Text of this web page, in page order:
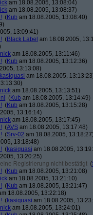
am 18.08.2005, 13:08:04)
am 18.08.2005, 13:08:37)
(Kub am 18.08.2005, 13:08:40)
13:09:41)
(Black Label am 18.08.2005,
am 18.08.2005, 13:11:46)
(Kub am 18.08.2005, 13:12:36)
13:13:08)
kasiquasi am 18.08.2005,
am 18.08.2005, 13:13:51)
(Kub am 18.08.2005, 13:14:49)
(Kub am 18.08.2005, 13:15:28)
13:16:14)
am 18.08.2005, 13:17:45)
(AVS am 18.08.2005, 13:17:48)
(Srv-02 am 18.08.2005,
13:18:48)
(kasiquasi am 18.08.2005,
13:20:25)
Registrierung nicht bestätigt (
(Kub am 18.08.2005, 13:21:08)
am 18.08.2005, 13:21:10)
(Kub am 18.08.2005, 13:21:47)
18.08.2005, 13:22:18)
(kasiquasi am 18.08.2005,
am 18.08.2005, 13:24:01)